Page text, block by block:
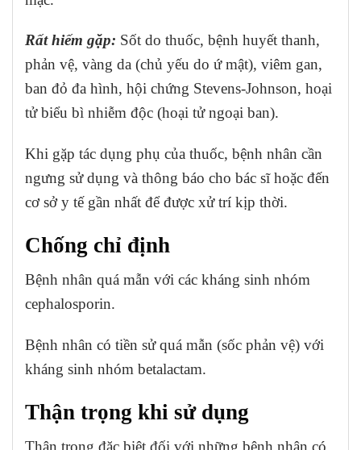
Rất hiếm gặp: Sốt do thuốc, bệnh huyết thanh,
phản vệ, vàng da (chủ yếu do ứ mật), viêm gan,
ban đỏ đa hình, hội chứng Stevens-Johnson, hoại
tử biểu bì nhiễm độc (hoại tử ngoại ban).
Khi gặp tác dụng phụ của thuốc, bệnh nhân cần
ngưng sử dụng và thông báo cho bác sĩ hoặc đến
cơ sở y tế gần nhất để được xử trí kịp thời.
Chống chỉ định
Bệnh nhân quá mẫn với các kháng sinh nhóm
cephalosporin.
Bệnh nhân có tiền sử quá mẫn (sốc phản vệ) với
kháng sinh nhóm betalactam.
Thận trọng khi sử dụng
Thận trọng đặc biệt đối với những bệnh nhân có